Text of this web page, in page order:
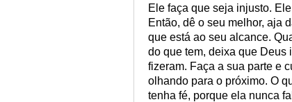
Ele faça que seja injusto.
Então, dê o seu melhor, aja
que está ao seu alcance.
do que tem, deixa que Deus
fizeram. Faça a sua parte e
olhando para o próximo. O
tenha fé, porque ela nunca